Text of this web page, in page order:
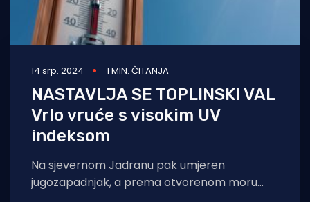
14 srp. 2024 1 MIN. ČITANJA
NASTAVLJA SE TOPLINSKI VAL
Vrlo vruće s visokim UV
indeksom
Na sjevernom Jadranu pak umjeren
jugozapadnjak, a prema otvorenom moru